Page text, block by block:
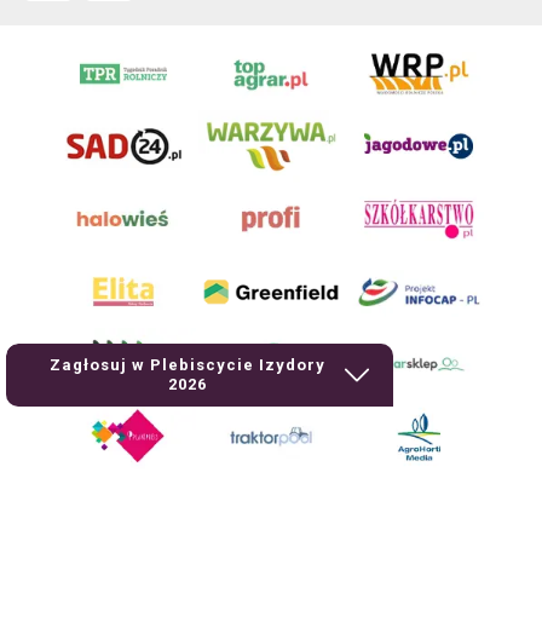
Zagłosuj w Plebiscycie Izydory
2026